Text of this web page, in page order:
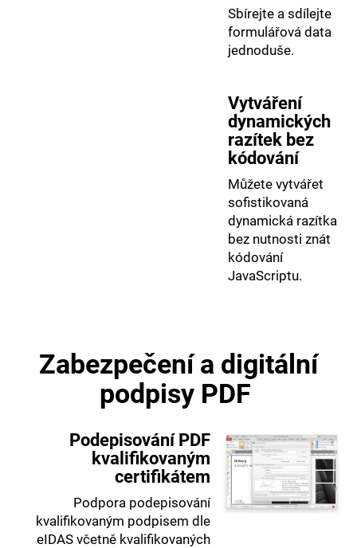
Sbírejte a sdílejte
formulářová data
jednoduše.
Vytváření
dynamických
razítek bez
kódování
Můžete vytvářet
sofistikovaná
dynamická razítka
bez nutnosti znát
kódování
JavaScriptu.
Zabezpečení a digitální
podpisy PDF
Podepisování PDF
kvalifikovaným
certifikátem
Podpora podepisování
kvalifikovaným podpisem dle
eIDAS včetně kvalifikovaných